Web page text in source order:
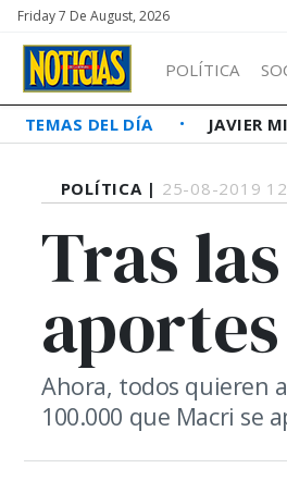
Friday 7 De August, 2026
POLÍTICA
TEMAS DEL DÍA JAVIER
POLÍTICA | 25-08-2019
Tras
Ahora, todos quieren
100.000 que Macri se